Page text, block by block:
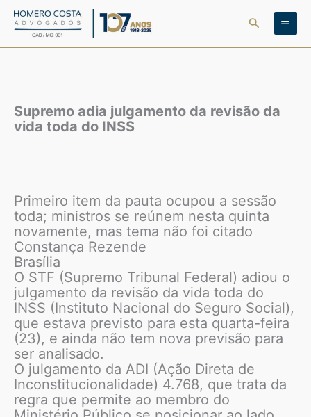
para
Pesquisar
Supremo adia julgamento da revisão da
vida toda do INSS
Primeiro item da pauta ocupou a sessão
toda; ministros se reúnem nesta quinta
novamente, mas tema não foi citado
Constança Rezende
Brasília
O STF (Supremo Tribunal Federal) adiou o
julgamento da revisão da vida toda do
INSS (Instituto Nacional do Seguro Social),
que estava previsto para esta quarta-feira
(23), e ainda não tem nova previsão para
ser analisado.
O julgamento da ADI (Ação Direta de
Inconstitucionalidade) 4.768, que trata da
regra que permite ao membro do